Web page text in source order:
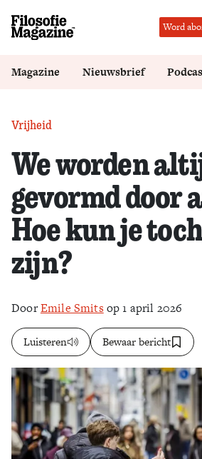
Word
Magazine Nieuwsbrief
Vrijheid
We worden
gevormd door
Hoe kun je
zijn?
DoorEmile Smits op 1 april 2026
Luisteren Bewaar bericht